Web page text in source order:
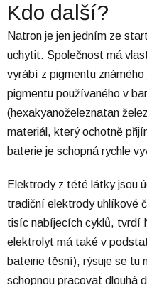
Kdo další?
Natron je jen jedním ze
uchytit. Společnost má
vyrábí z pigmentu známého
pigmentu používaného v
(hexakyanoželeznatan
materiál, který ochotně
baterie je schopná rychle
Elektrody z tété látky jsou
tradiční elektrody uhlíkové
tisíc nabíjecích cyklů, tvrdí
elektrolyt má také v
bateirie těsní), rýsuje se tu
schopnou pracovat dlouhá